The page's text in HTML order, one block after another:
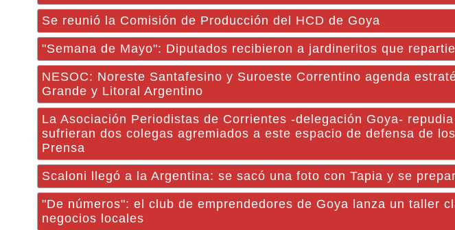
Se reunió la Comisión de Producción del HCD de Goya
"Semana de Mayo": Diputados recibieron a jardineritos que
NESOC: Noreste Santafesino y Suroeste Correntino agenda
Grande y Litoral Argentino
La Asociación Periodistas de Corrientes -delegación Goya-
sufrieran dos colegas agremiados a este espacio de defensa de
Prensa
Scaloni llegó a la Argentina: se sacó una foto con Tapia y se
"De números": el club de emprendedores de Goya lanza un taller
negocios locales